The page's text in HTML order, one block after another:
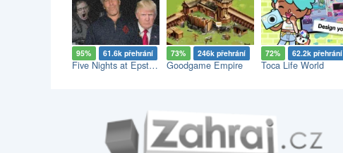
95% 61.6k přehrání
Five Nights at Epstein’s
73% 246k přehrání
Goodgame Empire
72% 62.2k přehrání
Toca Life World